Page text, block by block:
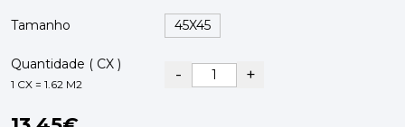
Tamanho
Quantidade ( CX )
1 CX = 1.62 M2 - +